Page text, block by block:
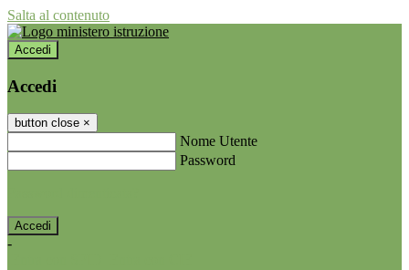
Salta al contenuto
Accedi
Accedi
button close ×
Nome Utente
Password
-